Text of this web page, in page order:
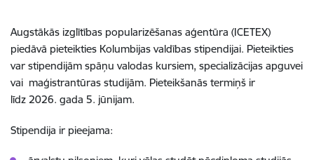
Augstākās izglītības popularizēšanas aģentūra (ICETEX)
piedāvā pieteikties Kolumbijas valdības stipendijai. Pieteikties
var stipendijām spāņu valodas kursiem, specializācijas apguvei
vai maģistrantūras studijām. Pieteikšanās termiņš ir
līdz 2026. gada 5. jūnijam.
Stipendija ir pieejama: